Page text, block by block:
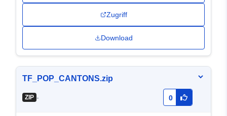
Zugriff
Download
TF_POP_CANTONS.zip
ZIP - 0